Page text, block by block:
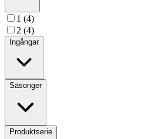
1 (4)
2 (4)
Ingångar
Säsonger
Produktserie